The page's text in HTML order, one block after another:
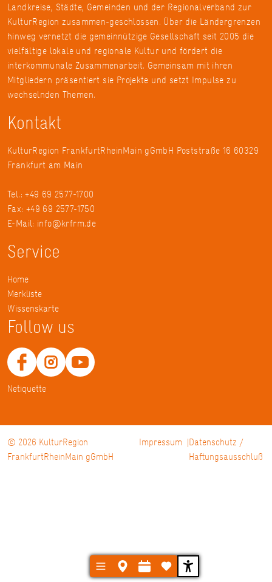
Landkreise, Städte, Gemeinden und der Regionalverband zur
KulturRegion zusammen-geschlossen. Über die Ländergrenzen
hinweg vernetzt die gemeinnützige Gesellschaft seit 2005 die
vielfältige lokale und regionale Kultur und fördert die
interkommunale Zusammenarbeit. Gemeinsam mit ihren
Mitgliedern präsentiert sie Projekte und setzt Impulse zu
wechselnden Themen.
Kontakt
KulturRegion FrankfurtRheinMain gGmbH Poststraße 16 60329
Frankfurt am Main
Tel.: +49 69 2577-1700
Fax: +49 69 2577-1750
E-Mail: info@krfrm.de
Service
Home
Merkliste
Wissenskarte
Follow us
Netiquette
© 2026 KulturRegion
FrankfurtRheinMain gGmbH
Impressum
Datenschutz /
Haftungsausschluß